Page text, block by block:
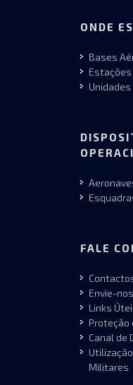
ONDE
Bases
Estações
Unidades
FALE
Envie-
Links
Proteção
Canal de
Militares